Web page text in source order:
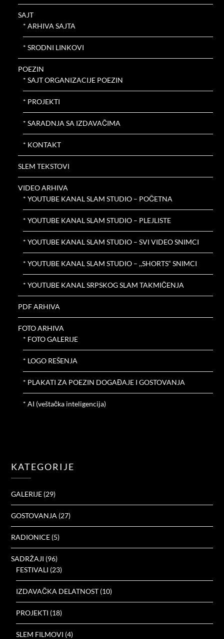
SAJT
* ARHIVA SAJTA
* SRODNI LINKOVI
POEZIN
* SAJT ORGANIZACIJE POEZIN
* PROJEKTI
* SARADNJA SA IZDAVAČIMA
* KONTAKT
SLEM TEKSTOVI
VIDEO ARHIVA
* YOUTUBE KANAL SLAM STUDIO – POČETNA
* YOUTUBE KANAL SLAM STUDIO – PLEJLISTE
* YOUTUBE KANAL SLAM STUDIO – SVI VIDEO SNIMCI
* YOUTUBE KANAL SLAM STUDIO – ,,SHORTS“ SNIMCI
* YOUTUBE KANAL SRPSKOG SLAM TAKMIČENJA
PDF ARHIVA
FOTO ARHIVA
* FOTO GALERIJE
* LOGO REŠENJA
* PLAKATI ZA POEZIN DOGAĐAJE I GOSTOVANJA
* AI (veštačka inteligencija)
KATEGORIJE
GALERIJE (29)
GOSTOVANJA (27)
RADIONICE (5)
SADRŽAJI (96)
FESTIVALI (23)
IZDAVAČKA DELATNOST (10)
PROJEKTI (18)
SLEM FILMOVI (4)